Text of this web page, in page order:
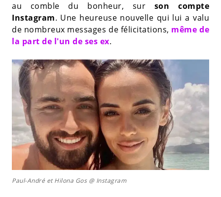
au comble du bonheur, sur son compte
Instagram. Une heureuse nouvelle qui lui a valu
de nombreux messages de félicitations, même de
la part de l'un de ses ex.
Paul-André et Hilona Gos @ Instagram